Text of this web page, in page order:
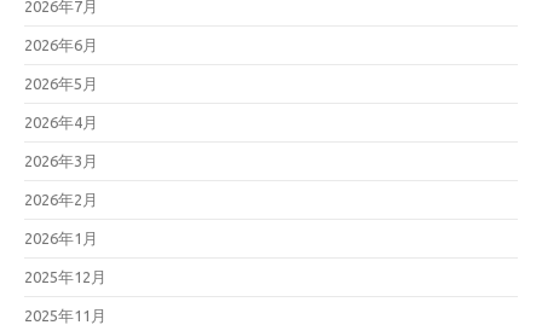
2026年7月
2026年6月
2026年5月
2026年4月
2026年3月
2026年2月
2026年1月
2025年12月
2025年11月